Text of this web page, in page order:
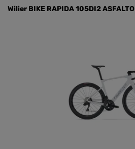
Wilier BIKE RAPIDA 105DI2 ASFALTO